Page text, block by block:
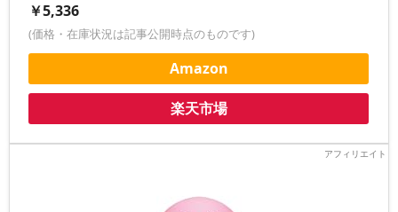
￥5,336
(価格・在庫状況は記事公開時点のものです)
Amazon
楽天市場